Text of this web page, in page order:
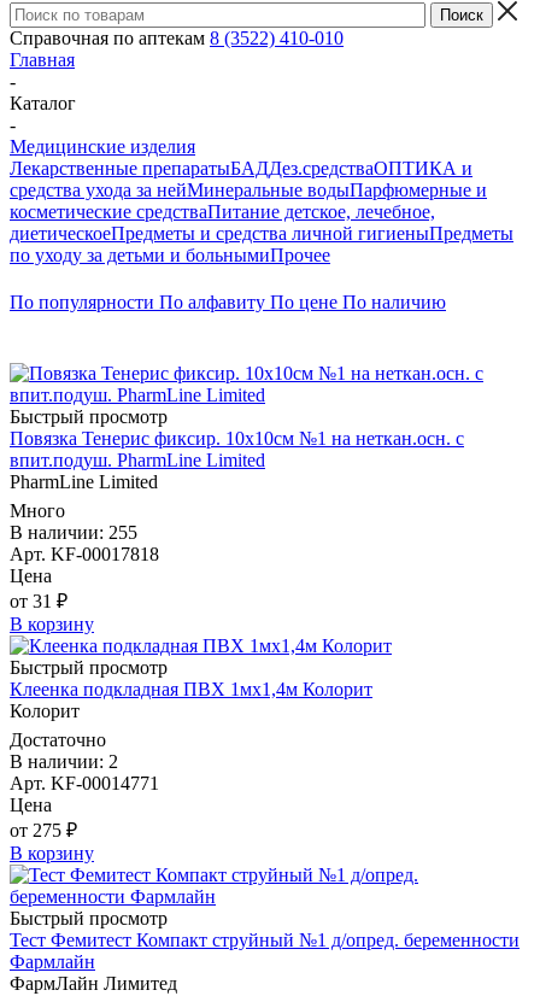
Справочная по аптекам 8 (3522) 410-010
Главная
-
Каталог
-
Медицинские изделия
Лекарственные препаратыБАДДез.средстваОПТИКА и
средства ухода за нейМинеральные водыПарфюмерные и
косметические средстваПитание детское, лечебное,
диетическоеПредметы и средства личной гигиеныПредметы
по уходу за детьми и больнымиПрочее
По популярности По алфавиту По цене По наличию
Быстрый просмотр
Повязка Тенерис фиксир. 10х10см №1 на неткан.осн. с
впит.подуш. PharmLine Limited
PharmLine Limited
Много
В наличии: 255
Арт. KF-00017818
Цена
от 31 ₽
В корзину
Быстрый просмотр
Клеенка подкладная ПВХ 1мx1,4м Колорит
Колорит
Достаточно
В наличии: 2
Арт. KF-00014771
Цена
от 275 ₽
В корзину
Быстрый просмотр
Тест Фемитест Компакт струйный №1 д/опред. беременности
Фармлайн
ФармЛайн Лимитед